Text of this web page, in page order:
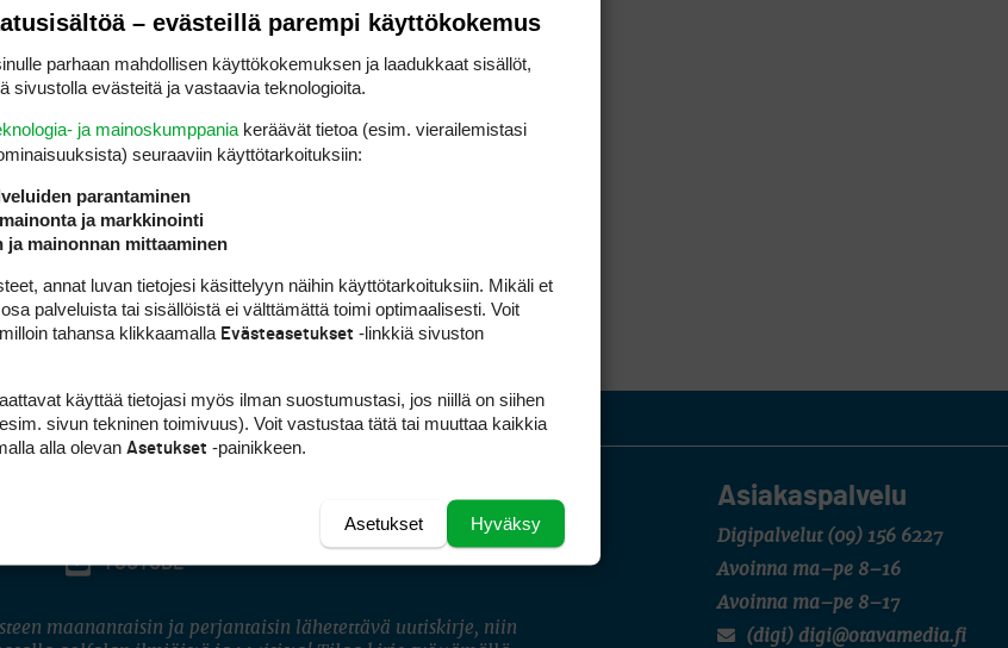
Asiakaspalvelu
Digipalvelut (09) 156 6227
Avoinna ma–pe 8–16
Avoinna ma–pe 8–17
(digi) digi@otavamedia.fi
INSTAGRAM
YOUTUBE
maanantaisin ja perjantaisin lähetettävä uutiskirje, niin
– evästeillä parempi käyttökokemus
parhaan mahdollisen käyttökokemuksen ja laadukkaat sisällöt,
sivustolla evästeitä ja vastaavia teknologioita.
ja mainoskumppania keräävät tietoa (esim. vierailemis­tasi
seuraaviin käyttötarkoituksiin:
parantaminen
ja markkinointi
ja mainonnan mittaaminen
annat luvan tietojesi käsittelyyn näihin käyttötarkoituksiin. Mikäli et
palveluista tai sisällöistä ei välttämättä toimi optimaalisesti. Voit
tahansa klikkaamalla Evästeasetukset -linkkiä sivuston
käyttää tietojasi myös ilman suostumustasi, jos niillä on siihen
sivun tekninen toimivuus). Voit vastustaa tätä tai muuttaa kaikkia
alla olevan Asetukset -painikkeen.
Hyväksy
Asetukset